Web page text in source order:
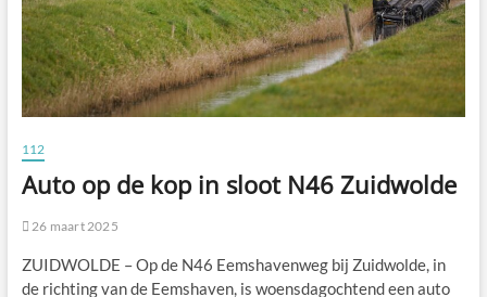
112
Auto op de kop in sloot N46 Zuidwolde
26 maart 2025
ZUIDWOLDE – Op de N46 Eemshavenweg bij Zuidwolde, in
de richting van de Eemshaven, is woensdagochtend een auto